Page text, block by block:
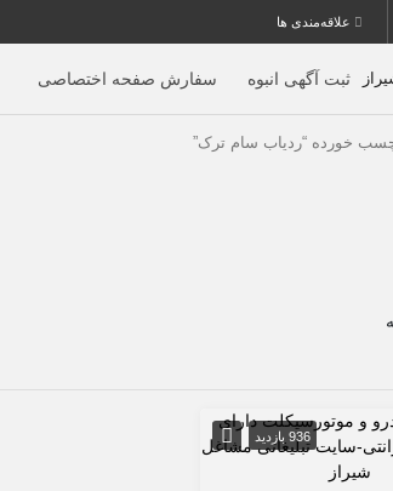
علاقه‌مندی ها
ثبت آگهی انبوه سفارش صفحه اختصاصی
خورده “ردیاب سام ترک”
936 بازدید